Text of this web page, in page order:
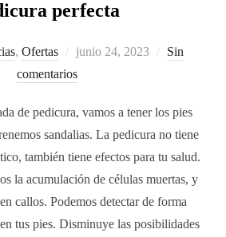
perfecta
, Ofertas junio 24, 2023
Sin
comentarios
de pedicura, vamos a tener los pies
sandalias. La pedicura no tiene
también tiene efectos para tu salud.
la acumulación de células muertas, y
callos. Podemos detectar de forma
tus pies. Disminuye las posibilidades